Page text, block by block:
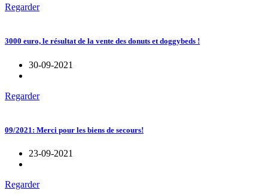
Regarder
3000 euro, le résultat de la vente des donuts et doggybeds !
30-09-2021
Regarder
09/2021: Merci pour les biens de secours!
23-09-2021
Regarder